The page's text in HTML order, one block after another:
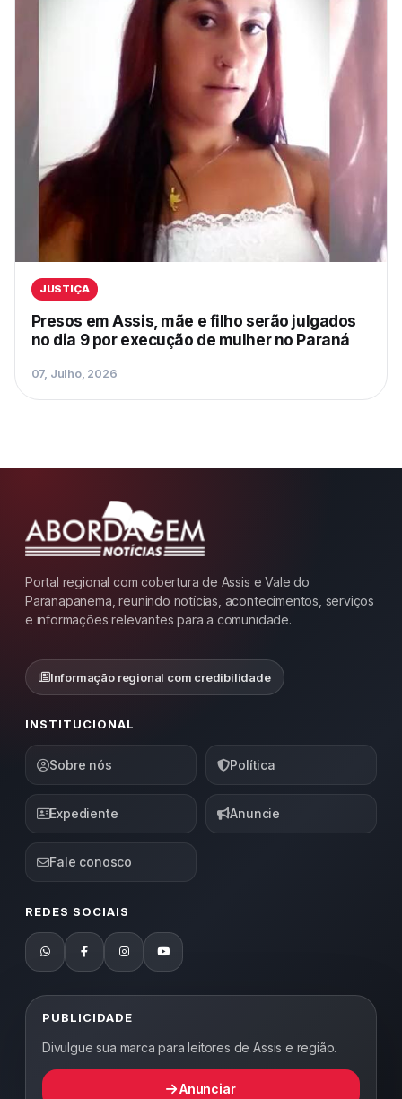
JUSTIÇA
Presos em Assis, mãe e filho serão julgados
no dia 9 por execução de mulher no Paraná
07, Julho, 2026
Portal regional com cobertura de Assis e Vale do
Paranapanema, reunindo notícias, acontecimentos, serviços
e informações relevantes para a comunidade.
Informação regional com credibilidade
INSTITUCIONAL
Sobre nós Política
Expediente Anuncie
Fale conosco
REDES SOCIAIS
PUBLICIDADE
Divulgue sua marca para leitores de Assis e região.
Anunciar